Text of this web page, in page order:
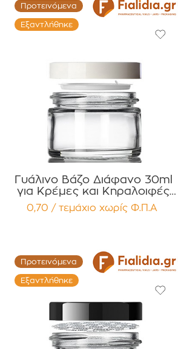
Προτεινόμενα
Εξαντλήθηκε
Γυάλινο Βάζο Διάφανο 30ml
για Κρέμες και Κηραλοιφές
με Λευκό Γυαλιστερό Καπάκι
Παρέμβυσμα PP Liner
0,70 / τεμάχιο χωρίς Φ.Π.Α
Προτεινόμενα
Εξαντλήθηκε